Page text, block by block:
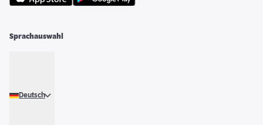
Sprachauswahl
Deutsch